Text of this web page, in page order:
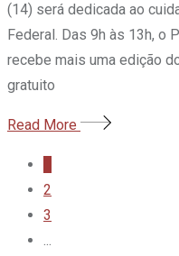
(14) será dedicada ao
Federal. Das 9h às 13h, o
recebe mais uma edição
gratuito
Read More
2
3
...